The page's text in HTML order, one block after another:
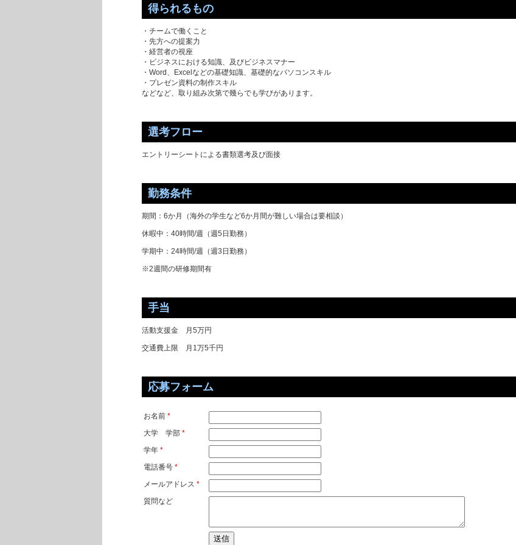
得られるもの
・チームで働くこと
・先方への提案力
・経営者の視座
・ビジネスにおける知識、及びビジネスマナー
・Word、Excelなどの基礎知識、基礎的なパソコンスキル
・プレゼン資料の制作スキル
などなど、取り組み次第で幾らでも学びがあります。
選考フロー
エントリーシートによる書類選考及び面接
勤務条件
期間：6か月（海外の学生など6か月間が難しい場合は要相談）
休暇中：40時間/週（週5日勤務）
学期中：24時間/週（週3日勤務）
※2週間の研修期間有
手当
活動支援金 月5万円
交通費上限 月1万5千円
応募フォーム
お名前 *
大学 学部 *
学年 *
電話番号 *
メールアドレス *
質問など